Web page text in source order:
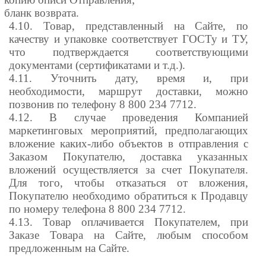
бланк возврата.
4.10. Товар, представленный на Сайте, по
качеству и упаковке соответствует ГОСТу и ТУ,
что подтверждается соответствующими
документами (сертификатами и т.д.).
4.11. Уточнить дату, время и, при
необходимости, маршрут доставки, можно
позвонив по телефону 8 800 234 7712.
4.12. В случае проведения Компанией
маркетинговых мероприятий, предполагающих
вложение каких-либо объектов в отправления с
Заказом Покупателю, доставка указанных
вложений осуществляется за счет Покупателя.
Для того, чтобы отказаться от вложения,
Покупателю необходимо обратиться к Продавцу
по номеру телефона 8 800 234 7712.
4.13. Товар оплачивается Покупателем, при
Заказе Товара на Сайте, любым способом
предложенным на Сайте.